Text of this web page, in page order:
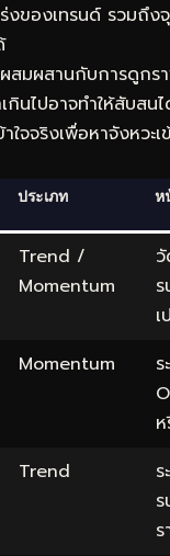
ของเทรนด์ รวมถึง
สมผสานกับการดูกร
กินไปอาจทำให้สับสน
จจริงเพื่อหาจังหวะ
ประเภท ห
Trend /
Momentum
Momentum
ร
Trend
ร